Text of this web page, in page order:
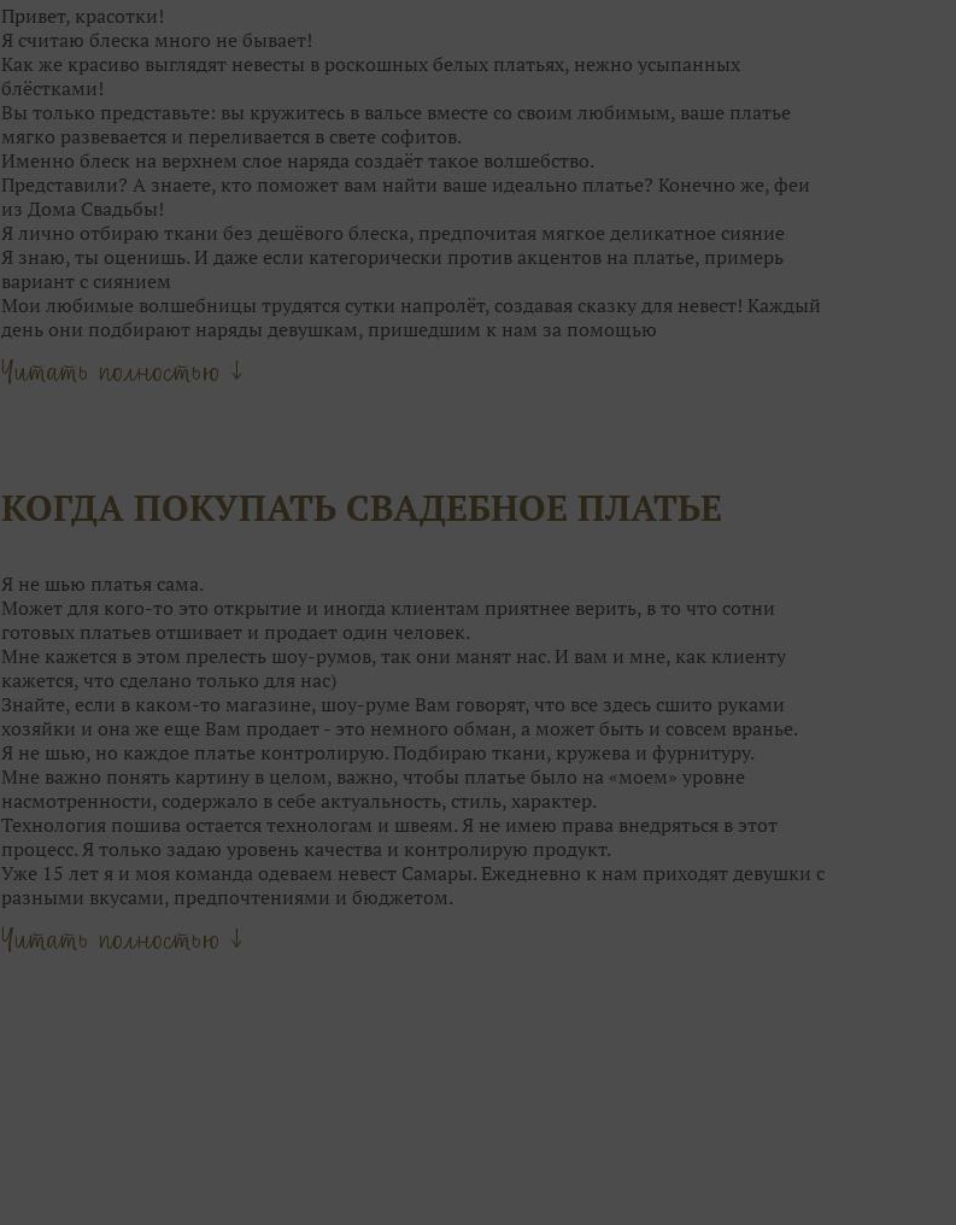
замечаете.
Привет, красотки!
Я считаю блеска много не бывает!
Как же красиво выглядят невесты в роскошных белых платьях, нежно усыпанных
блёстками!
Вы только представьте: вы кружитесь в вальсе вместе со своим любимым, ваше платье
мягко развевается и переливается в свете софитов.
Именно блеск на верхнем слое наряда создаёт такое волшебство.⠀
Представили? А знаете, кто поможет вам найти ваше идеально платье? Конечно же, феи
из Дома Свадьбы!
Я лично отбираю ткани без дешёвого блеска, предпочитая мягкое деликатное сияние
Я знаю, ты оценишь. И даже если категорически против акцентов на платье, примерь
вариант с сиянием
Мои любимые волшебницы трудятся сутки напролёт, создавая сказку для невест! Каждый
день они подбирают наряды девушкам, пришедшим к нам за помощью
Они точно знаю, кому идёт мягкий блеск серебра, а для кого идеальна пудровая дымка.
Мои феечки не только находят для вас идеальное платье, но и туфельки, украшения. И
вопросы, сделать сложный выбор и даже сберегут ваши силы!
А чтобы примерка не была скучной, угостят воздушным шампанским и сладкими
Поэтому приходите в Дом Свадьбы за идеальным образом на свадьбу и приводите своих
гостей. Им мы тоже поможем!
Читать полностью ↓
КОГДА ПОКУПАТЬ СВАДЕБНОЕ ПЛАТЬЕ
Я не шью платья сама.
Может для кого-то это открытие и иногда клиентам приятнее верить, в то что сотни
готовых платьев отшивает и продает один человек.
Мне кажется в этом прелесть шоу-румов, так они манят нас. И вам и мне, как клиенту
кажется, что сделано только для нас)
Знайте, если в каком-то магазине, шоу-руме Вам говорят, что все здесь сшито руками
хозяйки и она же еще Вам продает - это немного обман, а может быть и совсем вранье.
Я не шью, но каждое платье контролирую. Подбираю ткани, кружева и фурнитуру.
Мне важно понять картину в целом, важно, чтобы платье было на «моем» уровне
насмотренности, содержало в себе актуальность, стиль, характер.
Технология пошива остается технологам и швеям. Я не имею права внедряться в этот
процесс. Я только задаю уровень качества и контролирую продукт.
Уже 15 лет я и моя команда одеваем невест Самары. Ежедневно к нам приходят девушки с
разными вкусами, предпочтениями и бюджетом.
Опыт и время научили меня видеть грань между потребностью реальных людей и фешн-
стилем свадебных брендов.
Читать полностью ↓